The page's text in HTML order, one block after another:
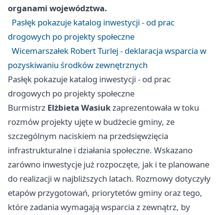
organami województwa.
Pasłęk pokazuje katalog inwestycji - od prac
drogowych po projekty społeczne
Wicemarszałek Robert Turlej - deklaracja wsparcia w
pozyskiwaniu środków zewnętrznych
Pasłęk pokazuje katalog inwestycji - od prac
drogowych po projekty społeczne
Burmistrz Elżbieta Wasiukzaprezentowała w toku
rozmów projekty ujęte w budżecie gminy, ze
szczególnym naciskiem na przedsięwzięcia
infrastrukturalne i działania społeczne. Wskazano
zarówno inwestycje już rozpoczęte, jak i te planowane
do realizacji w najbliższych latach. Rozmowy dotyczyły
etapów przygotowań, priorytetów gminy oraz tego,
które zadania wymagają wsparcia z zewnątrz, by